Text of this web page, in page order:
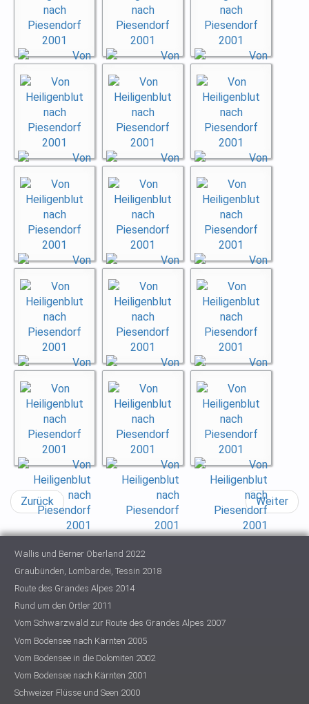
Zurück Weiter
Wallis und Berner Oberland 2022
Graubünden, Lombardei, Tessin 2018
Route des Grandes Alpes 2014
Rund um den Ortler 2011
Vom Schwarzwald zur Route des Grandes Alpes 2007
Vom Bodensee nach Kärnten 2005
Vom Bodensee in die Dolomiten 2002
Vom Bodensee nach Kärnten 2001
Schweizer Flüsse und Seen 2000